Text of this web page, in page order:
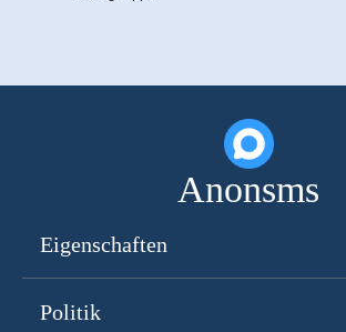
Anonsms
Eigenschaften
Politik